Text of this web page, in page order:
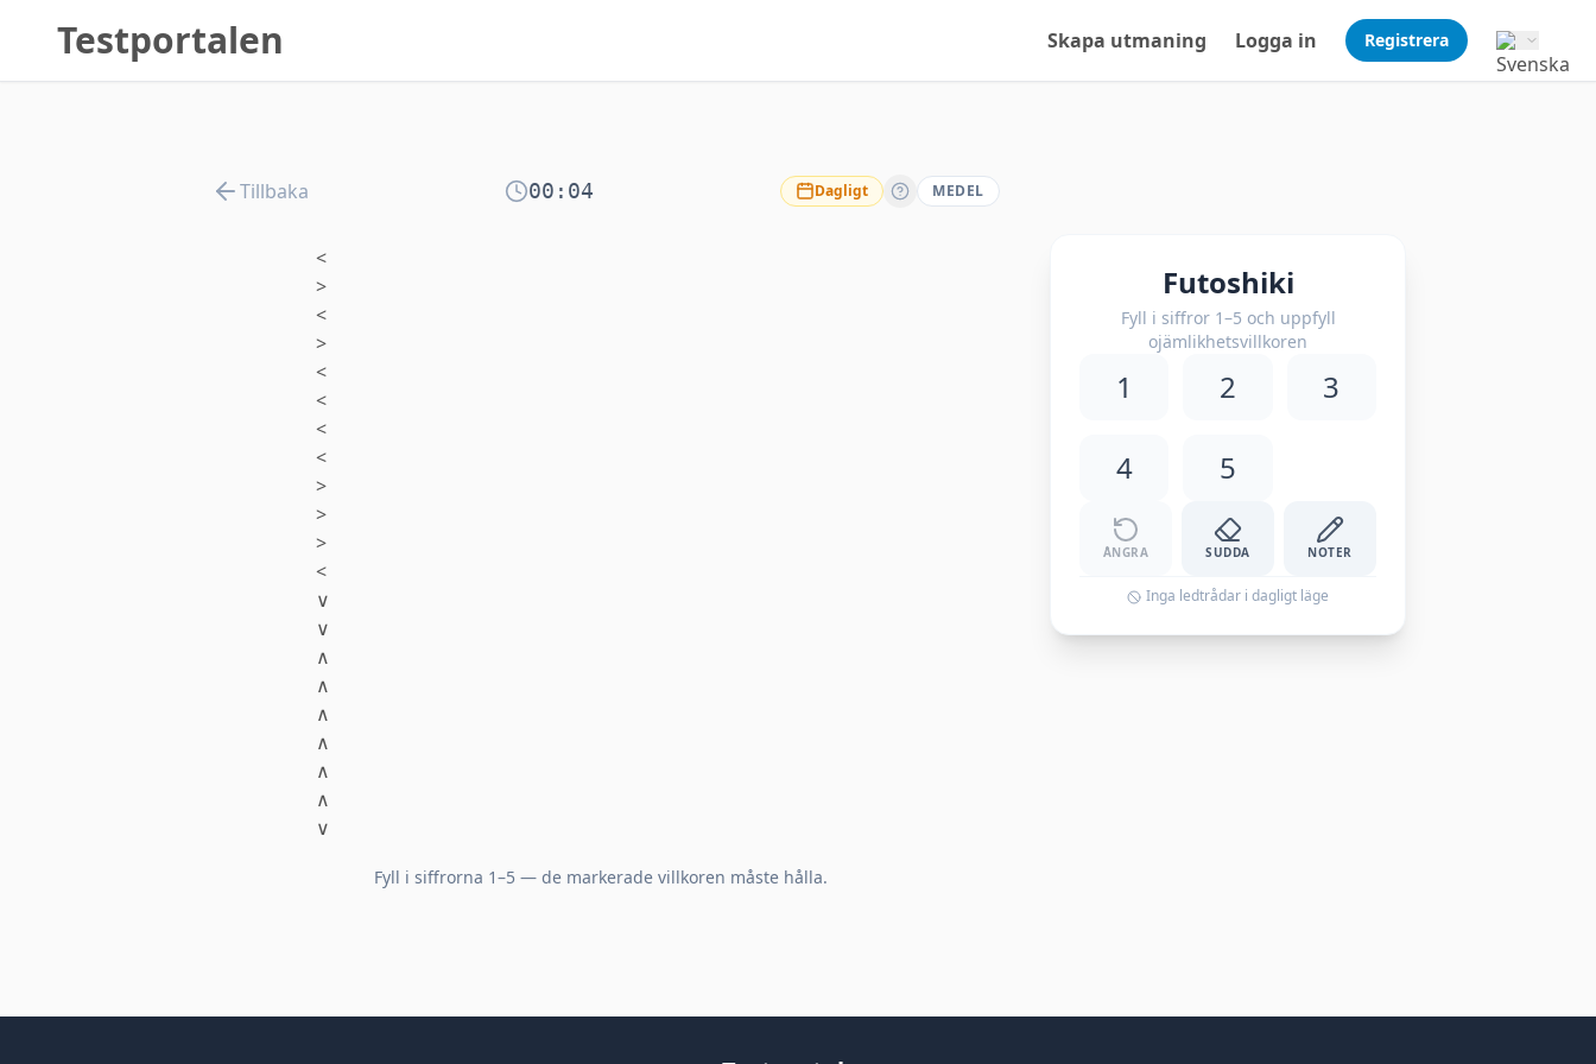
Testportalen Skapa utmaning Logga in Registrera
Tillbaka 00:04 Dagligt MEDEL
<
>
<
>
<
<
<
<
>
>
>
<
∨
∨
∧
∧
∧
∧
∧
∧
∨
Fyll i siffrorna 1–5 — de markerade villkoren måste hålla.
Futoshiki
Fyll i siffror 1–5 och uppfyll
ojämlikhetsvillkoren
1 2 3
4 5
ÅNGRA SUDDA NOTER
Inga ledtrådar i dagligt läge